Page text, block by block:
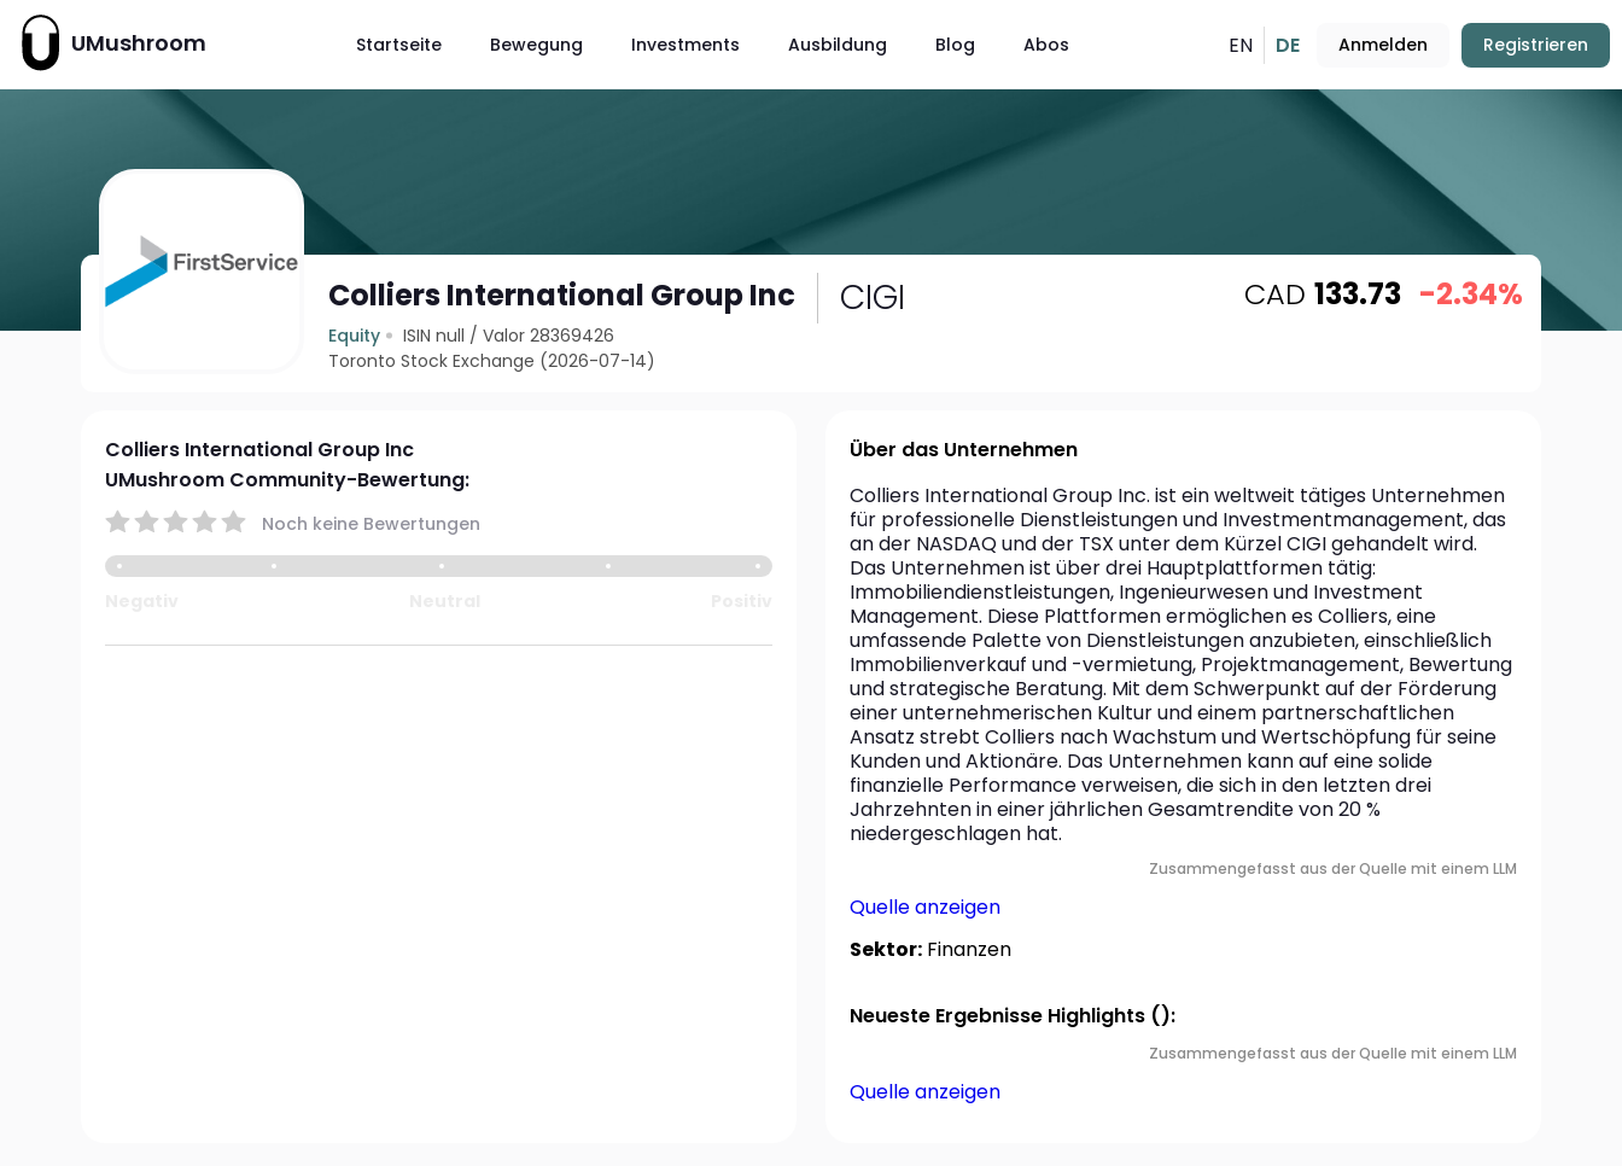
UMushroom Startseite Bewegung Investments Ausbildung Blog Abos EN DE Anmelden Registrieren
Colliers International Group Inc CIGI
Equity ISIN null /Valor 28369426
Toronto Stock Exchange (2026-07-14)
CAD 133.73 -2.34%
Colliers International Group Inc
UMushroom Community-Bewertung:
Noch keine Bewertungen
Über das Unternehmen
Colliers International Group Inc. ist ein weltweit tätiges Unternehmen
für professionelle Dienstleistungen und Investmentmanagement, das
an der NASDAQ und der TSX unter dem Kürzel CIGI gehandelt wird.
Das Unternehmen ist über drei Hauptplattformen tätig:
Immobiliendienstleistungen, Ingenieurwesen und Investment
Management. Diese Plattformen ermöglichen es Colliers, eine
umfassende Palette von Dienstleistungen anzubieten, einschließlich
Immobilienverkauf und -vermietung, Projektmanagement, Bewertung
und strategische Beratung. Mit dem Schwerpunkt auf der Förderung
einer unternehmerischen Kultur und einem partnerschaftlichen
Ansatz strebt Colliers nach Wachstum und Wertschöpfung für seine
Kunden und Aktionäre. Das Unternehmen kann auf eine solide
finanzielle Performance verweisen, die sich in den letzten drei
Jahrzehnten in einer jährlichen Gesamtrendite von 20 %
niedergeschlagen hat.
Zusammengefasst aus der Quelle mit einem LLM
Quelle anzeigen
Sektor: Finanzen
Neueste Ergebnisse Highlights ():
Zusammengefasst aus der Quelle mit einem LLM
Quelle anzeigen